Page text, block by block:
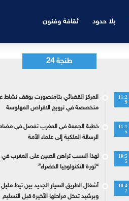
بلا حدود ثقافة وفنون
طنجة 24
11:2
9
المركز القضائي بتامنصورت يوقف نشاط
متخصصة في ترويج الاقراص المهلوسة
11:1
5
خطبة الجمعة في المغرب تفصل في
الرسالة الملكية إلى علماء الأمة
10:5
5
لهذا السبب تراهن الصين على المغرب في
“ثورة التكنولوجيا الخضراء”
10:4
7
أشغال الطريق السيار الجديد بين تيط مليل
وبرشيد تدخل مراحلها الأخيرة قبل التسليم